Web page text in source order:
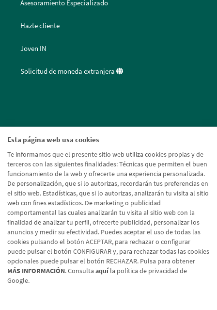
Esta página web usa cookies
Te informamos que el presente sitio web utiliza cookies propias y de
terceros con las siguientes finalidades: Técnicas que permiten el buen
funcionamiento de la web y ofrecerte una experiencia personalizada.
De personalización, que si lo autorizas, recordarán tus preferencias en
el sitio web. Estadísticas, que si lo autorizas, analizarán tu visita al sitio
web con fines estadísticos. De marketing o publicidad
comportamental las cuales analizarán tu visita al sitio web con la
finalidad de analizar tu perfil, ofrecerte publicidad, personalizar los
anuncios y medir su efectividad. Puedes aceptar el uso de todas las
cookies pulsando el botón ACEPTAR, para rechazar o configurar
puede pulsar el botón CONFIGURAR y, para rechazar todas las cookies
opcionales puede pulsar el botón RECHAZAR. Pulsa para obtener
MÁS INFORMACIÓN. Consulta aquíla política de privacidad de
Google.
Asesoramiento Especializado
Hazte cliente
Joven IN
Solicitud de moneda extranjera
Aviso legal